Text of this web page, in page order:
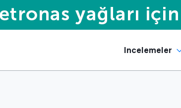
Incelemeler